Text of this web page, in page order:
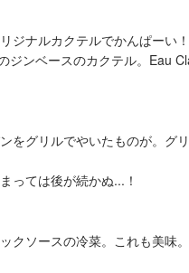
ジナルカクテルでかんぱーい！
ジンベースのカクテル。Eau
をグリルでやいたものが。グ
っては後が続かぬ...！
クソースの冷菜。これも美味。